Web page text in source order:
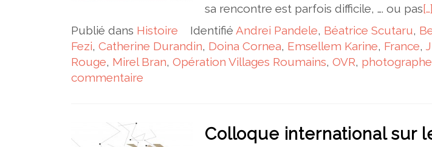
sa rencontre est parfois difficile, …. ou pas[…]
Publié dans Histoire Identifié Andrei Pandele, Béatrice Scutaru,
Fezi, Catherine Durandin, Doina Cornea, Emsellem Karine, France,
Rouge, Mirel Bran, Opération Villages Roumains, OVR, photographe
commentaire
Colloque international sur